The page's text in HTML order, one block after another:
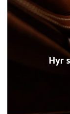
Hyr